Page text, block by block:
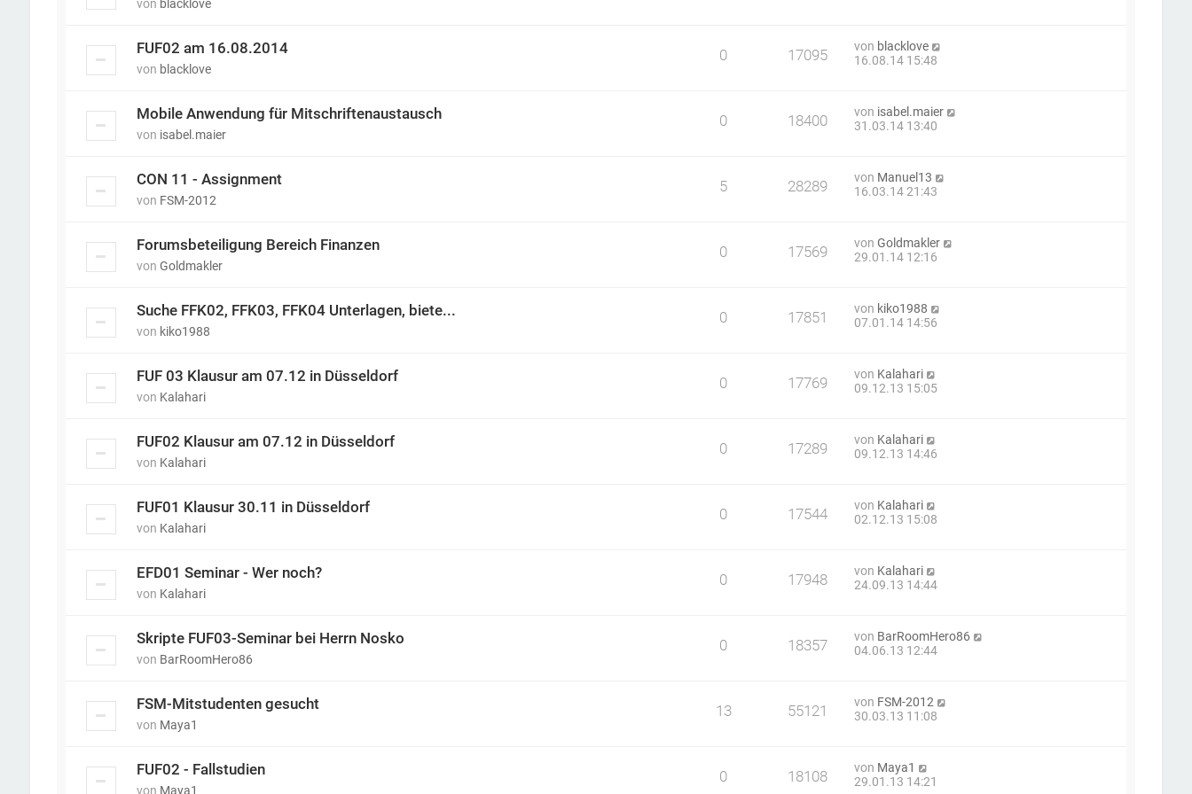
von blacklove
FUF02 am 16.08.2014
von blacklove
0 17095 von blacklove
16.08.14 15:48
Mobile Anwendung für Mitschriftenaustausch
von isabel.maier
0 18400 von isabel.maier
31.03.14 13:40
CON 11 - Assignment
von FSM-2012
5 28289 von Manuel13
16.03.14 21:43
Forumsbeteiligung Bereich Finanzen
von Goldmakler
0 17569 vonGoldmakler
29.01.14 12:16
Suche FFK02, FFK03, FFK04 Unterlagen, biete...
von kiko1988
0 17851 von kiko1988
07.01.14 14:56
FUF 03 Klausur am 07.12 in Düsseldorf
von Kalahari
0 17769 von Kalahari
09.12.13 15:05
FUF02 Klausur am 07.12 in Düsseldorf
von Kalahari
0 17289 von Kalahari
09.12.13 14:46
FUF01 Klausur 30.11 in Düsseldorf
von Kalahari
0 17544 von Kalahari
02.12.13 15:08
EFD01 Seminar - Wer noch?
von Kalahari
0 17948 von Kalahari
24.09.13 14:44
Skripte FUF03-Seminar bei Herrn Nosko
von BarRoomHero86
0 18357 von BarRoomHero86
04.06.13 12:44
FSM-Mitstudenten gesucht
von Maya1
13 55121 von FSM-2012
30.03.13 11:08
FUF02 - Fallstudien
von Maya1
0 18108 von Maya1
29.01.13 14:21